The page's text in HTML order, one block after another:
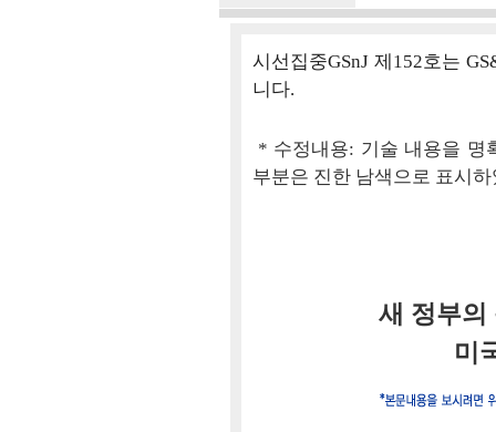
시선집중GSnJ 제152호는
니다.
* 수정내용: 기술 내용을 명
부분은 진한 남색으로 표시
새 정부
미